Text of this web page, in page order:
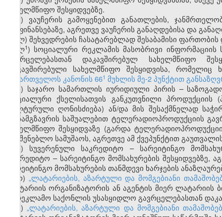
სახელმწიფო შესყიდვებზე.
კ) ვაუჩერის გამოყენებით განათლების,
დაფინანსებაზე, აგრეთვე ვაუჩერის განაღდებისა და
ლ) შეხვედრების ჩასატარებლად შესაბამისი
ლ​1) სოციალური რეკლამის მასობრივი
გავრცელებასთან დაკავშირებულ სახელმწიფო
დაკავშირებული სახელმწიფო შესყიდვისა,
საქართველოს კანონის 66​1 მუხლის მე-2 პუნქტით
მ) საჯარო სამართლის იურიდიული პირის –
სოციალური ქსელისათვის განკუთვნილი
კულტურული ღონისძიება) ან/და მის შესაქმნელად
თანამგზავრის საშუალებით ტელერადიოპროდუქციის
სახელმწიფო შესყიდვაზე (გარდა
სამშენებლო სამუშაოს, აგრეთვე ამ ქვეპუნქტით
ნ) სუვერენული საკრედიტო – სარეიტინგო
საკრედიტო – სარეიტინგო მომსახურების
სარეიტინგო მომსახურების თანმდევი ხარჯების
ო) „ლატარიების, აზარტული და მომგებიანი
ლატარიის ორგანიზატორის ან აგენტის მიერ
სარეკლამო საქონლის უსასყიდლო გავრცელებასთან
პ)„ლატარიების, აზარტული და მომგებიანი